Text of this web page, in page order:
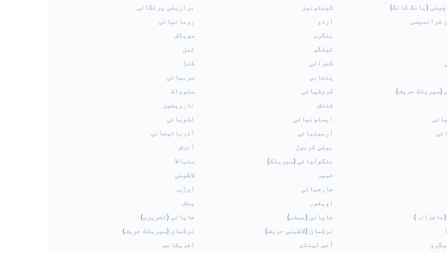
(ہانگ کانگ) کینٹونیز
برازیلی پرتگالی
فرانسیسی اردو
رومانیائی
ہنگری
سویڈش
تیلگو
تمل
گجراتی
کنڑ
پنجابی
سربیائی
(سیریلک حروف) کروشیائی
سلوواک
فننش
نارویجین
ایسٹونیائی
لٹویائی
آرمینیائی
آذربائیجانی
ہیٹی کریول
آئرش
منگولیائی (سیریلک)
سنہالا
خمیر
لاطینی
جارجیائی
اوڑیہ
اویغور
یدش
جاپانی (مہذب)
جاپانی (تحریری)
ترکمان (لاطینی حروف)
ترکمان (سیریلک حروف)
آئس لینڈی
افریکانس